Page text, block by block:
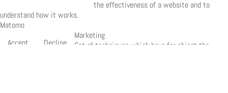
the effectiveness of a website and to
understand how it works.
Matomo
Accept
Decline
Marketing
Set of techniques which have for object the